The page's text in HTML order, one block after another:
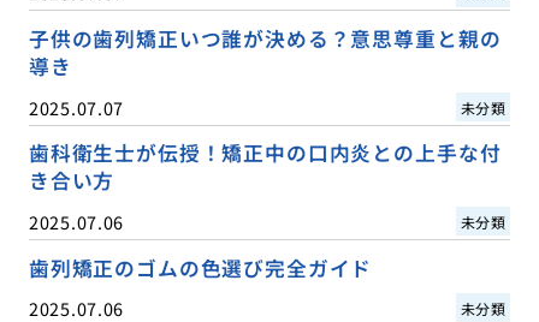
子供の歯列矯正いつ誰が決める？意思尊重と親の
導き
2025.07.07 未分類
歯科衛生士が伝授！矯正中の口内炎との上手な付
き合い方
2025.07.06 未分類
歯列矯正のゴムの色選び完全ガイド
2025.07.06 未分類